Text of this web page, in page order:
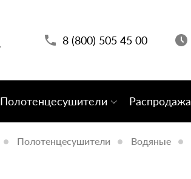
8 (800) 505 45 00
Полотенцесушители Распродажа
Полотенцесушители Водяные